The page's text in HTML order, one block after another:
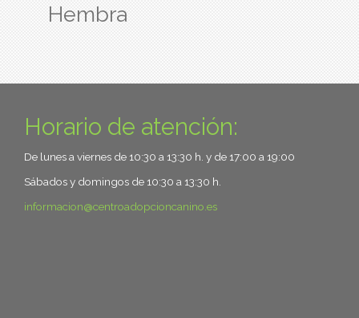
Hembra
Horario de atención:
De lunes a viernes de 10:30 a 13:30 h. y de 17:00 a 19:00
Sábados y domingos de 10:30 a 13:30 h.
informacion
centroadopcioncanino.es